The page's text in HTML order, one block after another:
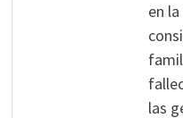
en
las